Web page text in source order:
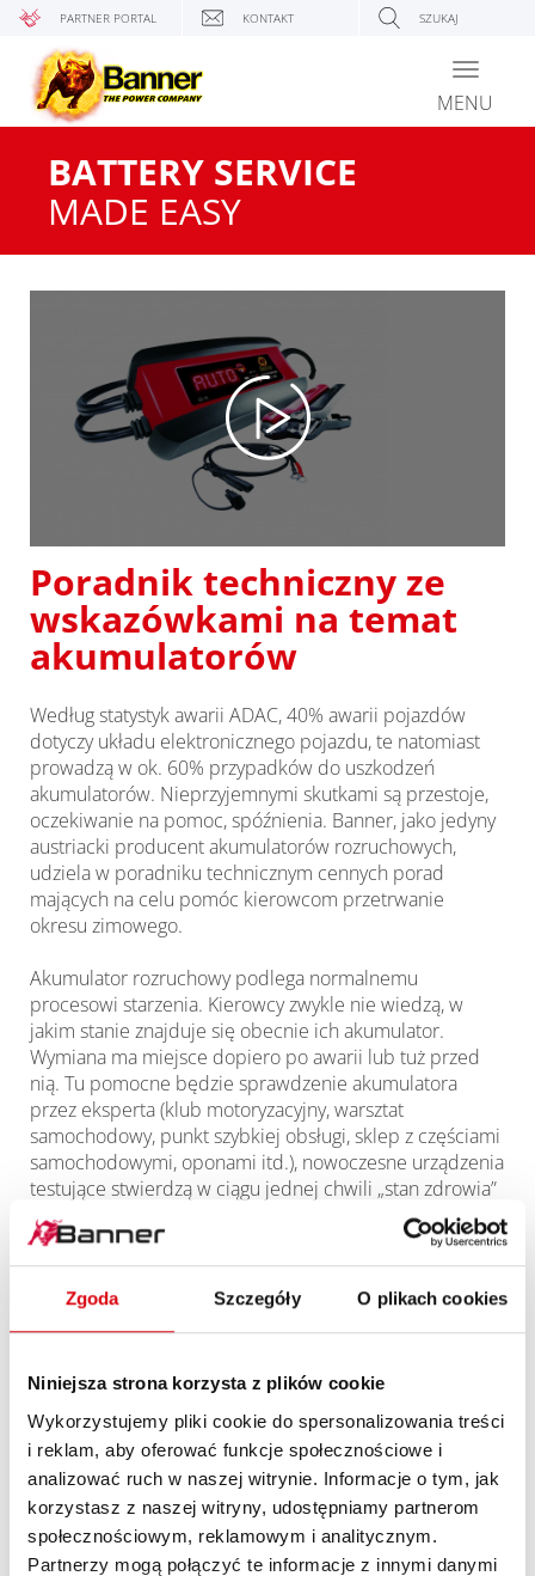
Zgoda Szczegóły O plikach cookies
Niniejsza strona korzysta z plików cookie
Wykorzystujemy pliki cookie do spersonalizowania treści
i reklam, aby oferować funkcje społecznościowe i
analizować ruch w naszej witrynie. Informacje o tym, jak
korzystasz z naszej witryny, udostępniamy partnerom
społecznościowym, reklamowym i analitycznym.
Partnerzy mogą połączyć te informacje z innymi danymi
PARTNER PORTAL KONTAKT SZUKAJ
Toggle
MENU
BATTERY SERVICE
MADE EASY
Poradnik techniczny ze
wskazówkami na temat
akumulatorów
Według statystyk awarii ADAC, 40% awarii pojazdów
dotyczy układu elektronicznego pojazdu, te natomiast
prowadzą w ok. 60% przypadków do uszkodzeń
akumulatorów. Nieprzyjemnymi skutkami są przestoje,
oczekiwanie na pomoc, spóźnienia. Banner, jako jedyny
austriacki producent akumulatorów rozruchowych,
udziela w poradniku technicznym cennych porad
mających na celu pomóc kierowcom przetrwanie
okresu zimowego.
Akumulator rozruchowy podlega normalnemu
procesowi starzenia. Kierowcy zwykle nie wiedzą, w
jakim stanie znajduje się obecnie ich akumulator.
Wymiana ma miejsce dopiero po awarii lub tuż przed
nią. Tu pomocne będzie sprawdzenie akumulatora
przez eksperta (klub motoryzacyjny, warsztat
samochodowy, punkt szybkiej obsługi, sklep z częściami
samochodowymi, oponami itd.), nowoczesne urządzenia
testujące stwierdzą w ciągu jednej chwili „stan zdrowia”
akumulatora rozruchowego.
Najlepiej od razu pobrać pełen pakiet informacji.
- Zalety akumulatorów Banner
- Testowanie akumulatorów
- Gwarancja
- Budowa akumulatorów Banner
- Ostrzeżenia na temat akumulatorów kwasowo-
ołowiowych
- Montaż akumulatora w pojeździe
- Technologia ładowania
- Udzielanie pomocy rozruchowej